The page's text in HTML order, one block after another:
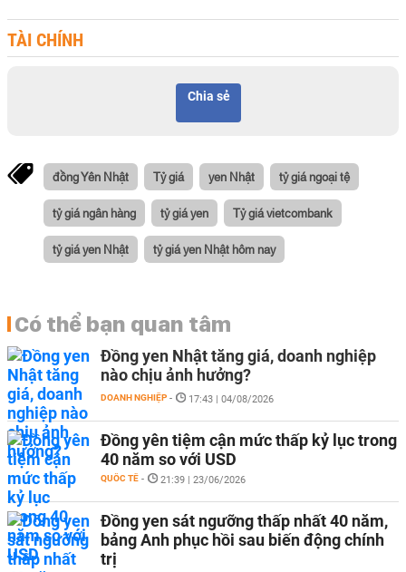
TÀI CHÍNH
Chia sẻ
đồng Yên Nhật Tỷ giá yen Nhật tỷ giá ngoại tệ
tỷ giá ngân hàng tỷ giá yen Tỷ giá vietcombank
tỷ giá yen Nhật tỷ giá yen Nhật hôm nay
Có thể bạn quan tâm
Đồng yen Nhật tăng giá, doanh nghiệp
nào chịu ảnh hưởng?
DOANH NGHIỆP - 17:43 | 04/08/2026
Đồng yên tiệm cận mức thấp kỷ lục trong
40 năm so với USD
QUỐC TẾ - 21:39 | 23/06/2026
Đồng yen sát ngưỡng thấp nhất 40 năm,
bảng Anh phục hồi sau biến động chính
trị